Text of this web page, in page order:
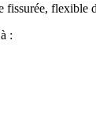
fissurée, flexible
: